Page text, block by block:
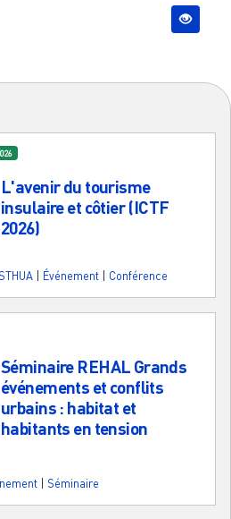
L'avenir du tourisme
insulaire et côtier (ICTF
2026)
Événement Conférence
Séminaire REHAL Grands
événements et conflits
urbains : habitat et
habitants en tension
Séminaire